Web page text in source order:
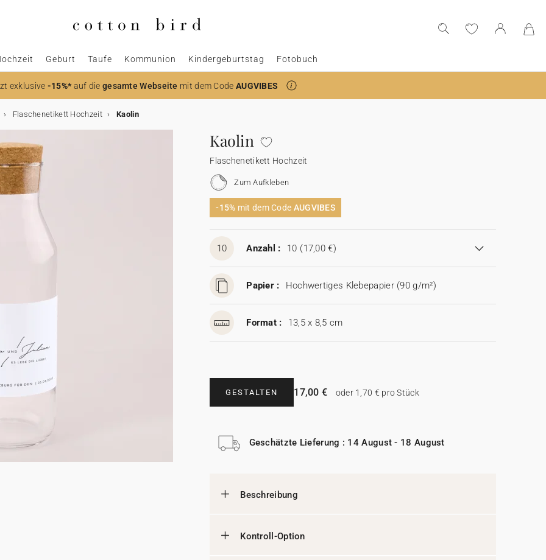
Geburt Taufe Kommunion Kindergeburtstag Fotobuch
exklusive -15%*auf die gesamte Webseite mit dem Code AUGVIBES
Flaschenetikett Hochzeit Kaolin
Kaolin
Flaschenetikett Hochzeit
Zum Aufkleben
-15% mit dem Code AUGVIBES
10 Anzahl : 10 (17,00 €)
Papier : Hochwertiges Klebepapier (90 g/m²)
Format : 13,5 x 8,5 cm
GESTALTEN 17,00 € oder 1,70 € pro Stück
Geschätzte Lieferung : 14 August - 18 August
Beschreibung
Kontroll-Option